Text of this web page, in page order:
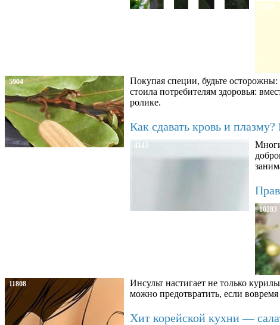
8780
5904
Покупая специи, будьте
стоила потребителям здоровья:
ролике.
Как сдавать кровь и
4143
10283
11808
Инсульт настигает не только
можно предотвратить, если
Хит корейской кухни —